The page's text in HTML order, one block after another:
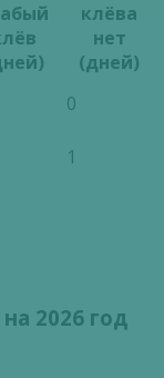
клёва
нет
(дней)
0
1
2026 год